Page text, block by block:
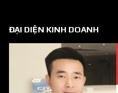
ĐẠI DIỆN KINH DOANH